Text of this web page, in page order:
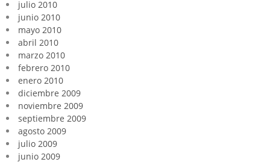
julio 2010
junio 2010
mayo 2010
abril 2010
marzo 2010
febrero 2010
enero 2010
diciembre 2009
noviembre 2009
septiembre 2009
agosto 2009
julio 2009
junio 2009